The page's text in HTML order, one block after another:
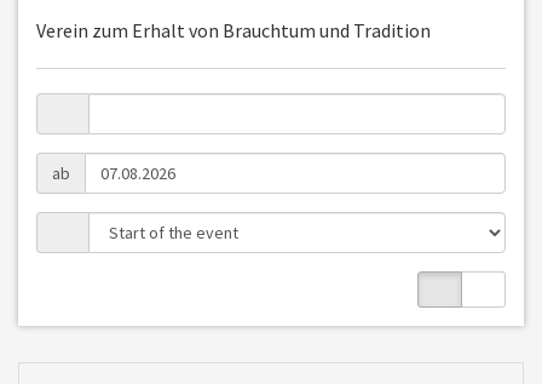
Verein zum Erhalt von Brauchtum und Tradition
ab